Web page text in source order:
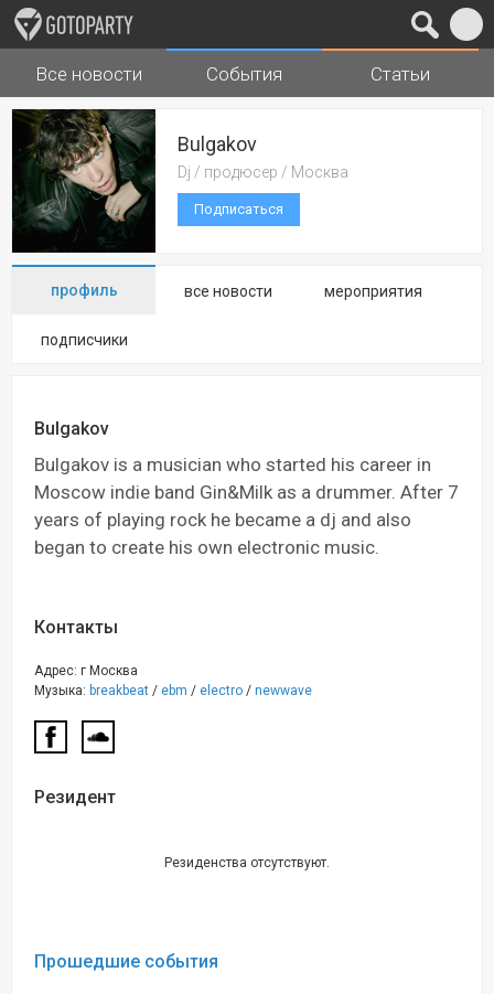
Города Музыка
Все новости События Статьи
Bulgakov
Dj / продюсер / Москва
Подписаться
профиль все новости мероприятия
подписчики
Bulgakov
Bulgakov is a musician who started his career in
Moscow indie band Gin&Milk as a drummer. After 7
years of playing rock he became a dj and also
began to create his own electronic music.
Контакты
Адрес: г Москва
Музыка: breakbeat / ebm / electro / newwave
Резидент
Резиденства отсутствуют.
Прошедшие события